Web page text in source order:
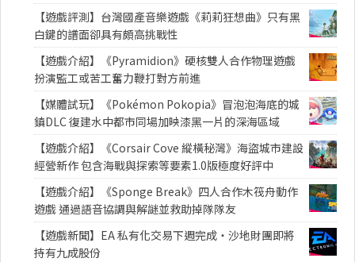
【遊戲評測】台灣國產音樂遊戲《莉莉狂想曲》只有黑
白鍵的譜面卻具有頗高挑戰性
【遊戲介紹】《Pyramidion》硬核雙人合作物理遊戲
扮演監工或苦工奮力鞭打對方前進
【媒體試玩】《Pokémon Pokopia》冒泡泡海底的城
鎮DLC 復建水中都市同場加映漆黑一片的深海區域
【遊戲介紹】《Corsair Cove 縱橫秘灣》海盜城市建設
經營新作 包含海戰與探索等要素1.0版極度好評中
【遊戲介紹】《Sponge Break》四人合作木筏舟動作
遊戲 通過語音協調與解謎並救助掉隊隊友
【遊戲新聞】EA 私有化交易下週完成・沙地財團即將
持有九成股份